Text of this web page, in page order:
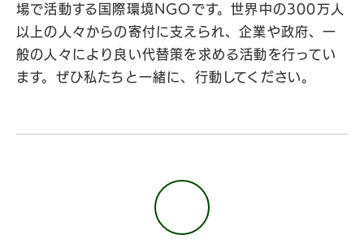
場で活動する国際環境NGOです。世界中の300万人
以上の人々からの寄付に支えられ、企業や政府、一
般の人々により良い代替策を求める活動を行ってい
ます。ぜひ私たちと一緒に、行動してください。